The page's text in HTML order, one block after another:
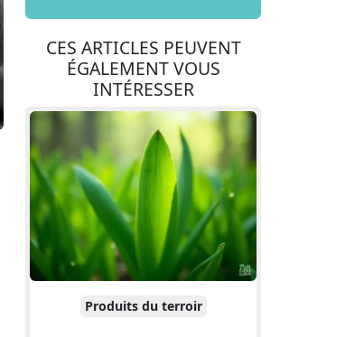
CES ARTICLES PEUVENT
ÉGALEMENT VOUS
INTÉRESSER
Produits du terroir